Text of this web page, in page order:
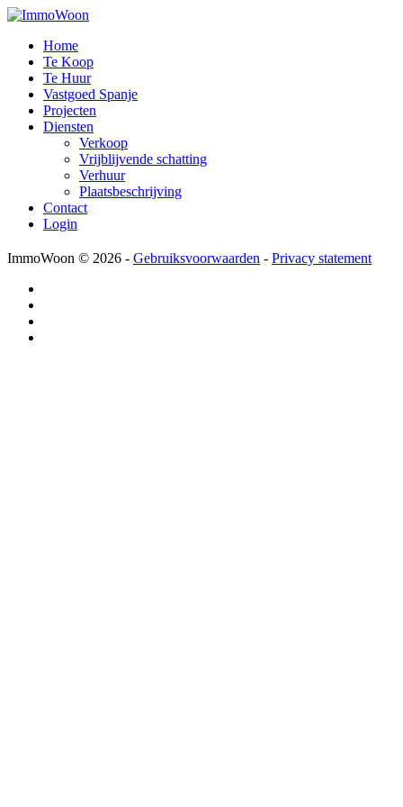
Home
Te Koop
Te Huur
Vastgoed Spanje
Projecten
Diensten
Verkoop
Vrijblijvende schatting
Verhuur
Plaatsbeschrijving
Contact
Login
ImmoWoon © 2026 - Gebruiksvoorwaarden - Privacy statement